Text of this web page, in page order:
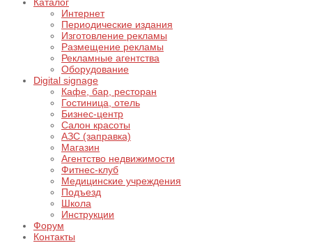
Интернет
Периодические издания
Изготовление рекламы
Размещение рекламы
Рекламные агентства
Оборудование
Digital signage
Кафе, бар, ресторан
Гостиница, отель
Бизнес-центр
Салон красоты
АЗС (заправка)
Магазин
Агентство недвижимости
Фитнес-клуб
Медицинские учреждения
Подъезд
Школа
Инструкции
Форум
Контакты